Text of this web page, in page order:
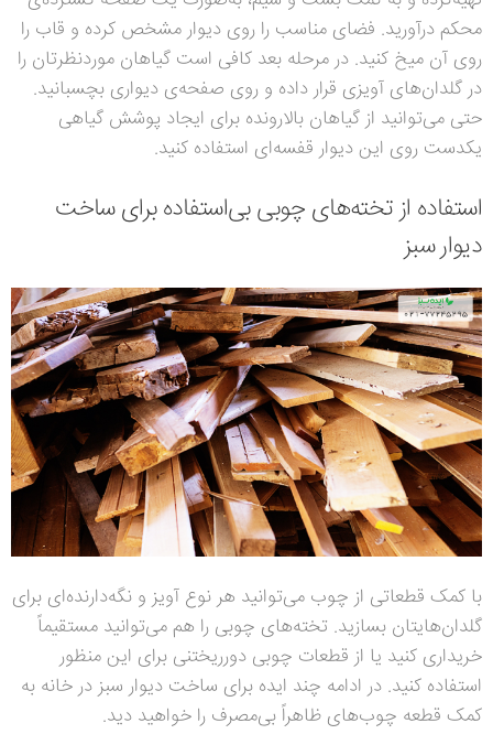
محکم درآورید. فضای مناسب را روی دیوار مشخص کرده و قاب را
روی آن میخ کنید. در مرحله بعد کافی است گیاهان موردنظرتان را
در گلدان‌های آویزی قرار داده و روی صفحه‌ی دیواری بچسبانید.
حتی می‌توانید از گیاهان بالارونده برای ایجاد پوشش گیاهی
یکدست روی این دیوار قفسه‌ای استفاده کنید.
استفاده از تخته‌های چوبی بی‌استفاده برای ساخت
دیوار سبز
با کمک قطعاتی از چوب می‌توانید هر نوع آویز و نگه‌دارنده‌ای برای
گلدان‌هایتان بسازید. تخته‌های چوبی را هم می‌توانید مستقیماً
خریداری کنید یا از قطعات چوبی دورریختنی برای این منظور
استفاده کنید. در ادامه چند ایده برای ساخت دیوار سبز در خانه به
کمک قطعه چوب‌های ظاهراً بی‌مصرف را خواهید دید.